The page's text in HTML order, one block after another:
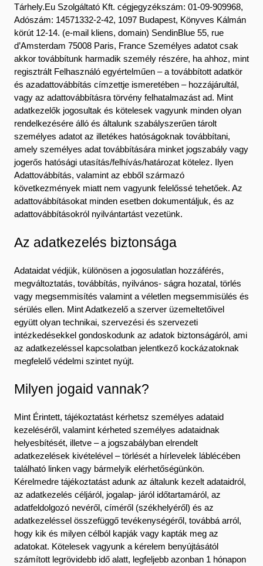
Tárhely.Eu Szolgáltató Kft. cégjegyzékszám: 01-09-909968,
Adószám: 14571332-2-42, 1097 Budapest, Könyves Kálmán
körút 12-14. (e-mail kliens, domain) SendinBlue 55, rue
d’Amsterdam 75008 Paris, France Személyes adatot csak
akkor továbbítunk harmadik személy részére, ha ahhoz, mint
regisztrált Felhasználó egyértelműen – a továbbított adatkör
és azadattovábbítás címzettje ismeretében – hozzájárultál,
vagy az adattovábbításra törvény felhatalmazást ad. Mint
adatkezelők jogosultak és kötelesek vagyunk minden olyan
rendelkezésére álló és általunk szabályszerűen tárolt
személyes adatot az illetékes hatóságoknak továbbítani,
amely személyes adat továbbítására minket jogszabály vagy
jogerős hatósági utasítás/felhívás/határozat kötelez. Ilyen
Adattovábbítás, valamint az ebből származó
következmények miatt nem vagyunk felelőssé tehetőek. Az
adattovábbításokat minden esetben dokumentáljuk, és az
adattovábbításokról nyilvántartást vezetünk.
Az adatkezelés biztonsága
Adataidat védjük, különösen a jogosulatlan hozzáférés,
megváltoztatás, továbbítás, nyilvános- ságra hozatal, törlés
vagy megsemmisítés valamint a véletlen megsemmisülés és
sérülés ellen. Mint Adatkezelő a szerver üzemeltetőivel
együtt olyan technikai, szervezési és szervezeti
intézkedésekkel gondoskodunk az adatok biztonságáról, ami
az adatkezeléssel kapcsolatban jelentkező kockázatoknak
megfelelő védelmi szintet nyújt.
Milyen jogaid vannak?
Mint Érintett, tájékoztatást kérhetsz személyes adataid
kezeléséről, valamint kérheted személyes adataidnak
helyesbítését, illetve – a jogszabályban elrendelt
adatkezelések kivételével – törlését a hírlevelek láblécében
található linken vagy bármelyik elérhetőségünkön.
Kérelmedre tájékoztatást adunk az általunk kezelt adataidról,
az adatkezelés céljáról, jogalap- járól időtartamáról, az
adatfeldolgozó nevéről, címéről (székhelyéről) és az
adatkezeléssel összefüggő tevékenységéről, továbbá arról,
hogy kik és milyen célból kapják vagy kapták meg az
adatokat. Kötelesek vagyunk a kérelem benyújtásától
számított legrövidebb idő alatt, legfeljebb azonban 1 hónapon